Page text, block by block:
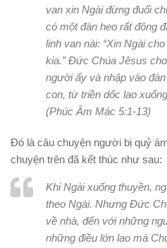
van xin Ngài đừng đuổi
có một đàn heo rất đông
linh van nài: “Xin Ngài
kia.” Đức Chúa Jêsus
người ấy và nhập vào
con, từ triền dốc lao
(Phúc Âm Mác 5:1-13)
Đó là câu chuyện người bị quỷ
chuyện trên đã kết thúc như sau:
Khi Ngài xuống thuyền,
theo Ngài. Nhưng Đức
về nhà, đến với những
những điều lớn lao mà